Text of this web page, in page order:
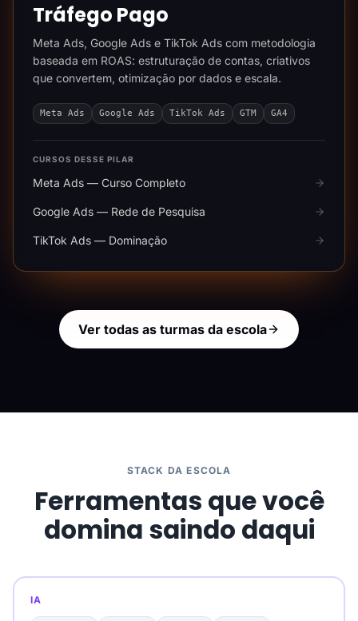
Tráfego Pago
Meta Ads, Google Ads e TikTok Ads com metodologia
baseada em ROAS: estruturação de contas, criativos
que convertem, otimização por dados e escala.
Meta Ads Google Ads TikTok Ads GTM GA4
CURSOS DESSE PILAR
Meta Ads — Curso Completo
Google Ads — Rede de Pesquisa
TikTok Ads — Dominação
Ver todas as turmas da escola
STACK DA ESCOLA
Ferramentas que você
domina saindo daqui
IA